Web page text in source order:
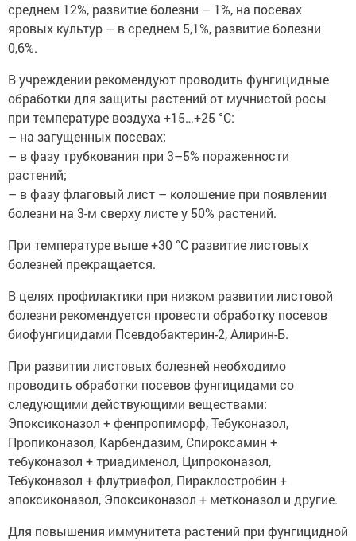
среднем 12%, развитие болезни – 1%, на посевах
яровых культур – в среднем 5,1%, развитие болезни
0,6%.
В учреждении рекомендуют проводить фунгицидные
обработки для защиты растений от мучнистой росы
при температуре воздуха +15…+25 °С:
– на загущенных посевах;
– в фазу трубкования при 3–5% пораженности
растений;
– в фазу флаговый лист – колошение при появлении
болезни на 3-м сверху листе у 50% растений.
При температуре выше +30 °С развитие листовых
болезней прекращается.
В целях профилактики при низком развитии листовой
болезни рекомендуется провести обработку посевов
биофунгицидами Псевдобактерин-2, Алирин-Б.
При развитии листовых болезней необходимо
проводить обработки посевов фунгицидами со
следующими действующими веществами:
Эпоксиконазол + фенпропиморф, Тебуконазол,
Пропиконазол, Карбендазим, Спироксамин +
тебуконазол + триадименол, Ципроконазол,
Тебуконазол + флутриафол, Пираклостробин +
эпоксиконазол, Эпоксиконазол + метконазол и другие.
Для повышения иммунитета растений при фунгицидной